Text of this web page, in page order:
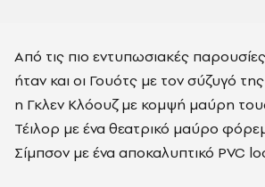
Από τις πιο εντυπωσιακές
ήταν και οι Γουότς με τον σύζυγό
η Γκλεν Κλόουζ με κομψή μαύρη
Τέιλορ με ένα θεατρικό μαύρο
Σίμπσον με ένα αποκαλυπτικό PVC